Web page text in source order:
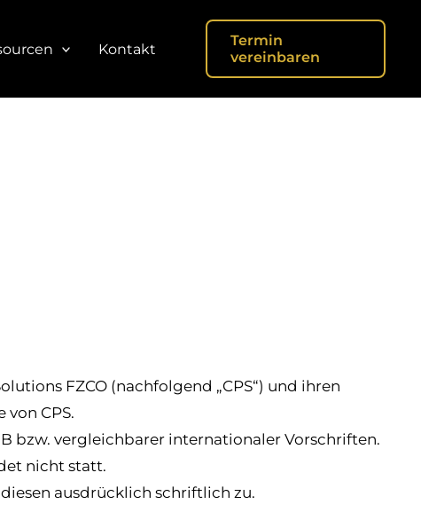
Kontakt
Termin
vereinbaren
FZCO (nachfolgend „CPS“) und ihren
CPS.
bzw. vergleichbarer internationaler Vorschriften.
nicht statt.
ausdrücklich schriftlich zu.